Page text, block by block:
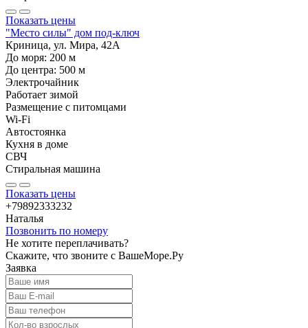
Показать цены
"Место силы" дом под-ключ
Криница, ул. Мира, 42А
До моря: 200 м
До центра: 500 м
Электрочайник
Работает зимой
Размещение с питомцами
Wi-Fi
Автостоянка
Кухня в доме
СВЧ
Стиральная машина
Показать цены
+79892333232
Наталья
Позвонить по номеру
Не хотите переплачивать?
Скажите, что звоните с ВашеМоре.Ру
Заявка